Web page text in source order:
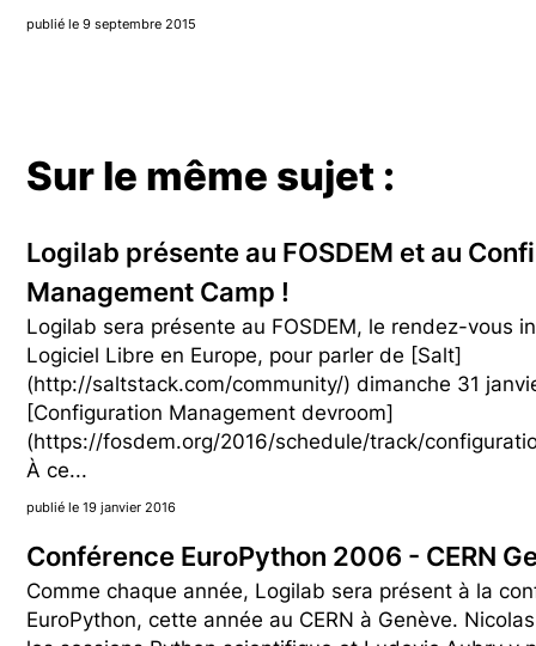
publié le 9 septembre 2015
Sur le même sujet :
Logilab présente au FOSDEM et au
Management Camp !
Logilab sera présente au FOSDEM, le rendez-vous
Logiciel Libre en Europe, pour parler de [Salt]
(http://saltstack.com/community/) dimanche 31
[Configuration Management devroom]
(https://fosdem.org/2016/schedule/track/
À ce...
publié le 19 janvier 2016
Conférence EuroPython 2006 - CERN
Comme chaque année, Logilab sera présent à la
EuroPython, cette année au CERN à Genève.